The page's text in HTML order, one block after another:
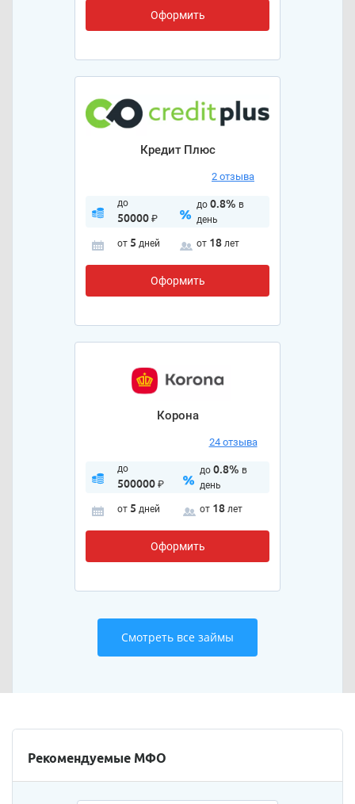
Оформить
Кредит Плюс
2 отзыва
до
50000₽
до 0.8% в
день
от 5 дней от 18 лет
Оформить
Корона
24 отзыва
до
500000₽
до 0.8% в
день
от 5 дней от 18 лет
Оформить
Смотреть все займы
Рекомендуемые МФО